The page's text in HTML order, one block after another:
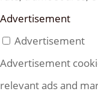
Advertisement
Advertisement
Advertisement
relevant ads and